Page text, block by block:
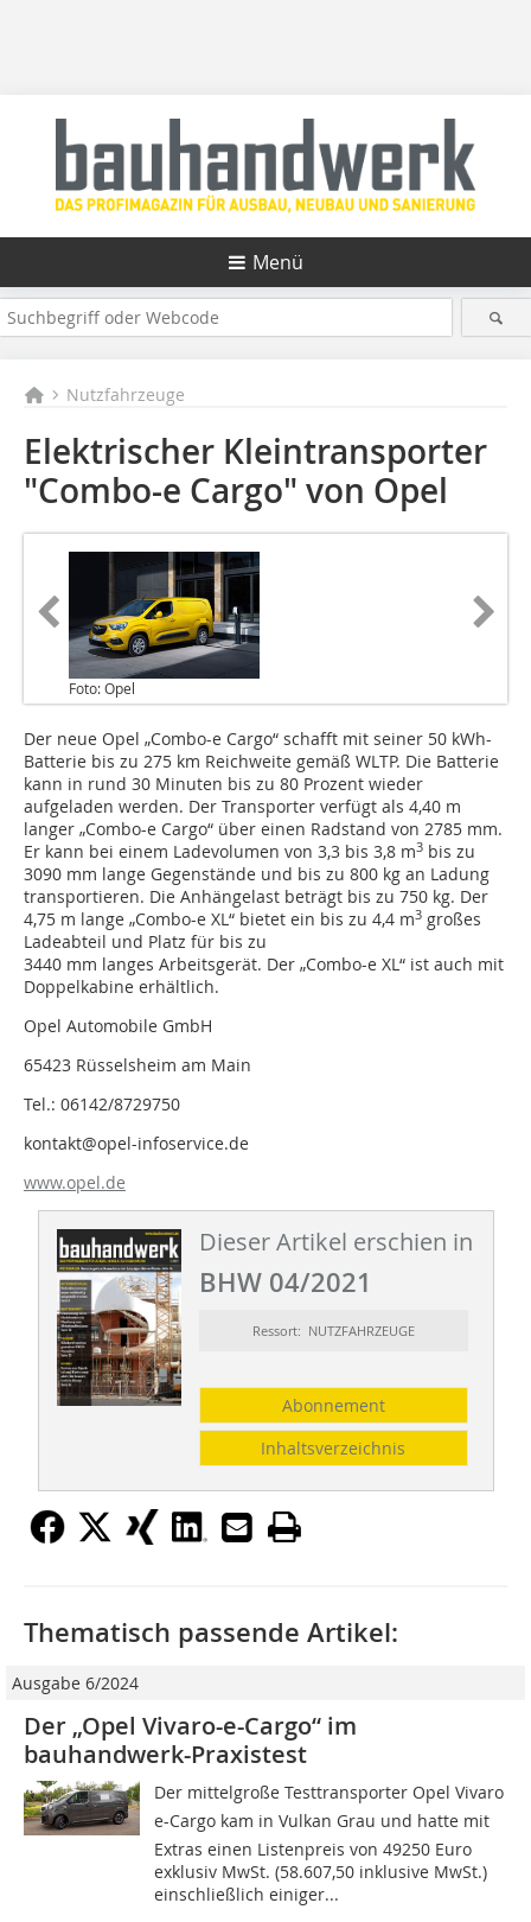
Menü
Nutzfahrzeuge
Elektrischer Kleintransporter
"Combo-e Cargo" von Opel
Foto: Opel
Der neue Opel „Combo-e Cargo“ schafft mit seiner 50 kWh-
Batterie bis zu 275 km Reichweite gemäß WLTP. Die Batterie
kann in rund 30 Minuten bis zu 80 Prozent wieder
aufgeladen werden. Der Transporter verfügt als 4,40 m
langer „Combo-e Cargo“ über einen Radstand von 2785 mm.
Er kann bei einem Ladevolumen von 3,3 bis 3,8 m3 bis zu
3090 mm lange Gegenstände und bis zu 800 kg an Ladung
transportieren. Die Anhängelast beträgt bis zu 750 kg. Der
4,75 m lange „Combo-e XL“ bietet ein bis zu 4,4 m3 großes
Ladeabteil und Platz für bis zu
3440 mm langes Arbeitsgerät. Der „Combo-e XL“ ist auch mit
Doppelkabine erhältlich.
Opel Automobile GmbH
65423 Rüsselsheim am Main
Tel.: 06142/8729750
kontakt@opel-infoservice.de
www.opel.de
Dieser Artikel erschien in
BHW 04/2021
Ressort: NUTZFAHRZEUGE
Abonnement
Inhaltsverzeichnis
Thematisch passende Artikel:
Ausgabe 6/2024
Der „Opel Vivaro-e-Cargo“ im
bauhandwerk-Praxistest
Der mittelgroße Testtransporter Opel Vivaro
e-Cargo kam in Vulkan Grau und hatte mit
Extras einen Listenpreis von 49250 Euro
exklusiv MwSt. (58.607,50 inklusive MwSt.)
einschließlich einiger...